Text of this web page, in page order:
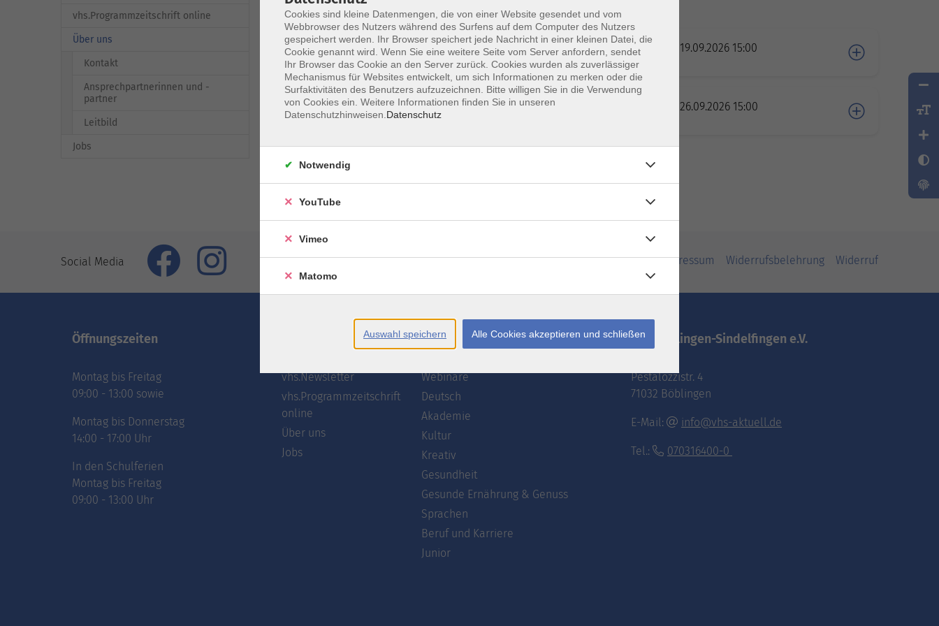
vhs.Programmzeitschrift online
Über uns
Kontakt
Ansprechpartnerinnen und -
partner
Leitbild
Jobs
Zur Hirschbrunft in den Schönbuch Sa. 19.09.2026 15:00
Zur Hirschbrunft in den Schönbuch Sa. 26.09.2026 15:00
Social Media AGB Datenschutzerklärung Erklärung zur Barrierefreiheit Impressum Widerrufsbelehrung Widerruf
Öffnungszeiten
Montag bis Freitag
09:00 - 13:00 sowie
Montag bis Donnerstag
14:00 - 17:00 Uhr
In den Schulferien
Montag bis Freitag
09:00 - 13:00 Uhr
vhs.Newsletter
vhs.Programmzeitschrift
online
Über uns
Jobs
Programm
Webinare
Deutsch
Akademie
Kultur
Kreativ
Gesundheit
Gesunde Ernährung & Genuss
Sprachen
Beruf und Karriere
Junior
vhs.Böblingen-Sindelfingen e.V.
Pestalozzistr. 4
71032 Böblingen
E-Mail: info@vhs-aktuell.de
Tel.: 070316400-0
Cookies sind kleine Datenmengen, die von einer Website gesendet und vom
Webbrowser des Nutzers während des Surfens auf dem Computer des Nutzers
gespeichert werden. Ihr Browser speichert jede Nachricht in einer kleinen Datei, die
Cookie genannt wird. Wenn Sie eine weitere Seite vom Server anfordern, sendet
Ihr Browser das Cookie an den Server zurück. Cookies wurden als zuverlässiger
Mechanismus für Websites entwickelt, um sich Informationen zu merken oder die
Surfaktivitäten des Benutzers aufzuzeichnen. Bitte willigen Sie in die Verwendung
von Cookies ein. Weitere Informationen finden Sie in unseren
Datenschutzhinweisen. Datenschutz
Notwendig
YouTube
Vimeo
Matomo
Auswahl speichern Alle Cookies akzeptieren und schließen